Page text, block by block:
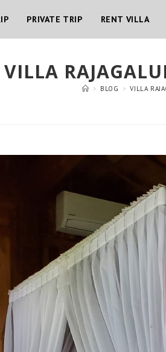
PRIVATE TRIP RENT VILLA
VILLA
> BLOG > VILLA